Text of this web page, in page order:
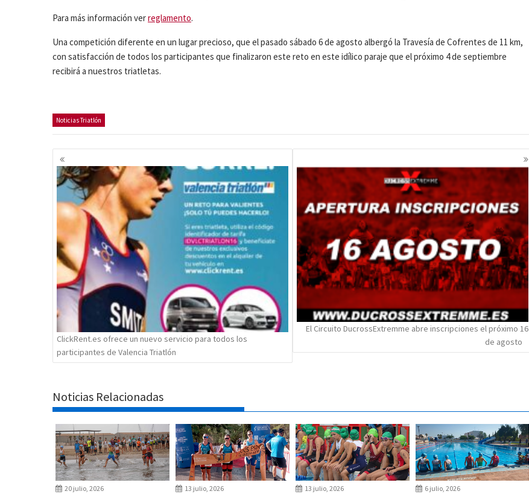
Para más información verreglamento.
Una competición diferente en un lugar precioso, que el pasado sábado 6 de agosto albergó la Travesía de Cofrentes de 11 km,
con satisfacción de todos los participantes que finalizaron este reto en este idílico paraje que el próximo 4 de septiembre
recibirá a nuestros triatletas.
Noticias Triatlón
Navegación
de
entradas
ClickRent.es ofrece un nuevo servicio para todos los
participantes de Valencia Triatlón
El Circuito DucrossExtremme abre inscripciones el próximo 16
de agosto
Noticias Relacionadas
20 julio, 2026 13 julio, 2026 13 julio, 2026 6 julio, 2026